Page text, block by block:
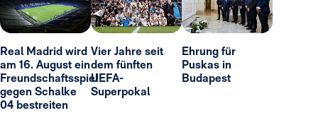
Real Madrid wird
am 16. August ein
Freundschaftsspiel
gegen Schalke
04 bestreiten
Vier Jahre seit
dem fünften
UEFA-
Superpokal
Ehrung für
Puskas in
Budapest